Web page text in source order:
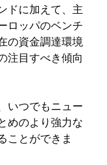
ドに加えて、主
ロッパのベンチ
の資金調達環境
注目すべき傾向
いつでもニュー
めのより強力な
ことができま